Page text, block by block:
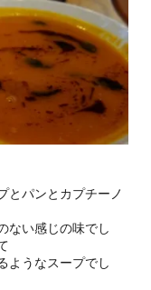
とパンとカプチーノ
ない感じの味でし
ようなスープでし